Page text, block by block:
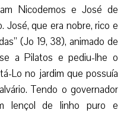
Nicodemos e José de
José, que era nobre, rico e
(Jo 19, 38), animado de
a Pilatos e pediu-lhe o
Lo no jardim que possuía
Tendo o governador
lençol de linho puro e